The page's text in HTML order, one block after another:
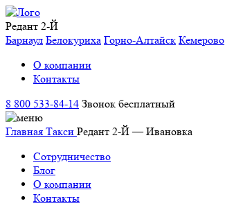
Редант 2-Й
Барнаул Белокуриха Горно-Алтайск Кемерово
О компании
Контакты
8 800 533-84-14 Звонок бесплатный
Главная Такси Редант 2-Й — Ивановка
Сотрудничество
Блог
О компании
Контакты